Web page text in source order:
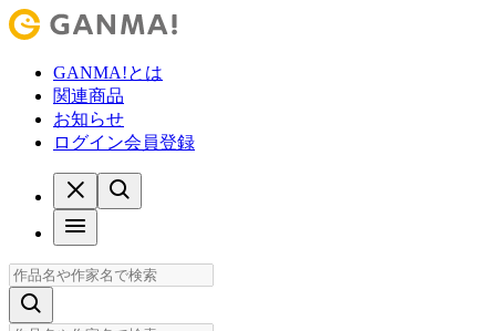
GANMA!とは
関連商品
お知らせ
ログイン会員登録